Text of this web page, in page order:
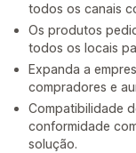
todos os canais
Os produtos
todos os locais
Expanda a
compradores e
Compatibilidade
conformidade
solução.